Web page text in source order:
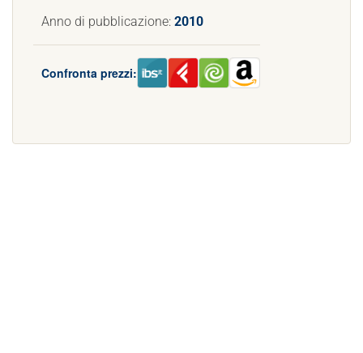
Anno di pubblicazione: 2010
Confronta prezzi: